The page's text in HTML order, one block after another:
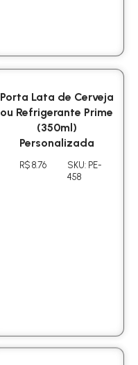
Porta Lata de Cerveja
ou Refrigerante Prime
(350ml)
Personalizada
R$ 8.76
SKU: PE-
458